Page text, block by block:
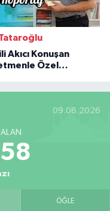
Akıcı Konuşan
Özel
09.08.2026
ÖĞLE